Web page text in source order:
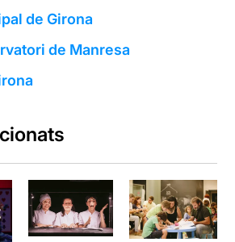
de Girona
de Manresa